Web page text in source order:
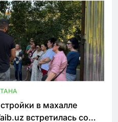
в махалле
встретилась со